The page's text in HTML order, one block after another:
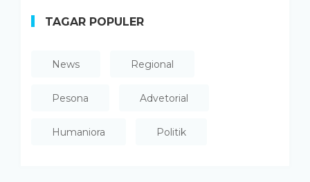
TAGAR POPULER
News Regional
Pesona Advetorial
Humaniora Politik